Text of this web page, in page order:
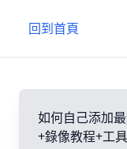
回到首頁
如何自己添加
+錄像教程+工具